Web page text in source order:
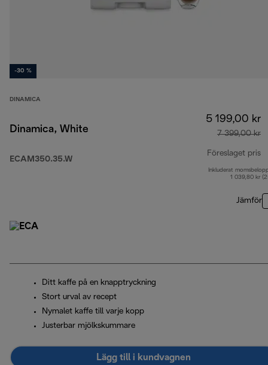
-30 %
DINAMICA
Dinamica, White
ECAM350.35.W
5 199,00 kr
7 399,00 kr
Föreslaget pris
Inkluderat
1 039,80 kr
Jämför
Ditt kaffe på en knapptryckning
Stort urval av recept
Nymalet kaffe till varje kopp
Justerbar mjölkskummare
Lägg till i kundvagnen